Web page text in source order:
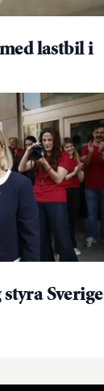
lastbil i
Sverige